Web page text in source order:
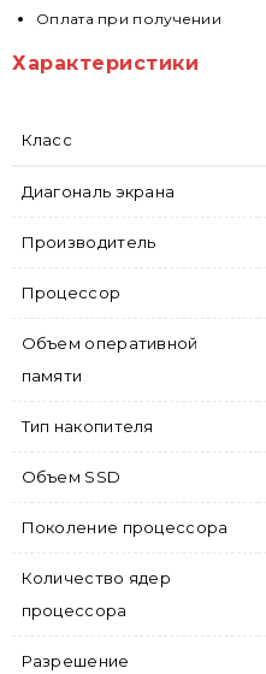
Оплата при получении
Характеристики
Класс
Диагональ экрана
Производитель
Процессор
Объем оперативной
памяти
Тип накопителя
Объем SSD
Поколение процессора
Количество ядер
процессора
Разрешение